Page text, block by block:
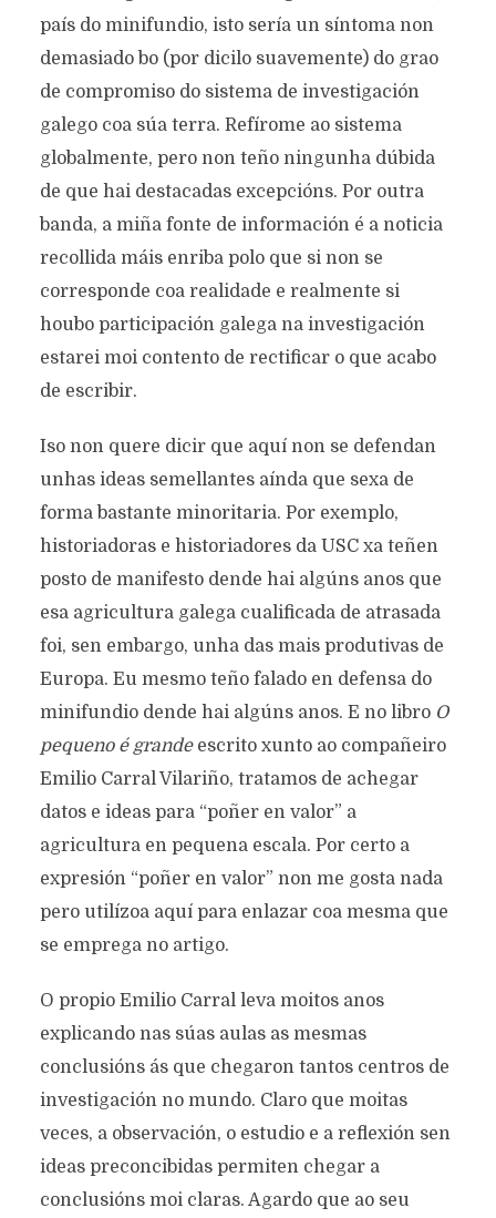
país do minifundio, isto sería un síntoma non
demasiado bo (por dicilo suavemente) do grao
de compromiso do sistema de investigación
galego coa súa terra. Refírome ao sistema
globalmente, pero non teño ningunha dúbida
de que hai destacadas excepcións. Por outra
banda, a miña fonte de información é a noticia
recollida máis enriba polo que si non se
corresponde coa realidade e realmente si
houbo participación galega na investigación
estarei moi contento de rectificar o que acabo
de escribir.
Iso non quere dicir que aquí non se defendan
unhas ideas semellantes aínda que sexa de
forma bastante minoritaria. Por exemplo,
historiadoras e historiadores da USC xa teñen
posto de manifesto dende hai algúns anos que
esa agricultura galega cualificada de atrasada
foi, sen embargo, unha das mais produtivas de
Europa. Eu mesmo teño falado en defensa do
minifundio dende hai algúns anos. E no libro O
pequeno é grandeescrito xunto ao compañeiro
Emilio Carral Vilariño, tratamos de achegar
datos e ideas para “poñer en valor” a
agricultura en pequena escala. Por certo a
expresión “poñer en valor” non me gosta nada
pero utilízoa aquí para enlazar coa mesma que
se emprega no artigo.
O propio Emilio Carral leva moitos anos
explicando nas súas aulas as mesmas
conclusións ás que chegaron tantos centros de
investigación no mundo. Claro que moitas
veces, a observación, o estudio e a reflexión sen
ideas preconcibidas permiten chegar a
conclusións moi claras. Agardo que ao seu